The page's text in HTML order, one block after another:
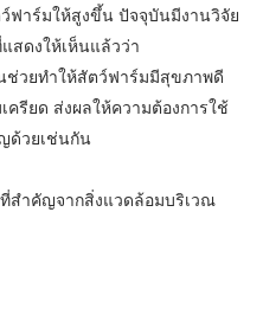
ฟาร์มให้สูงขึ้น ปัจจุบันมีงานวิจัย
สดงให้เห็นแล้วว่า
ช่วยทำให้สัตว์ฟาร์มมีสุขภาพดี
รียด ส่งผลให้ความต้องการใช้
ด้วยเช่นกัน
สำคัญจากสิ่งแวดล้อมบริเวณ